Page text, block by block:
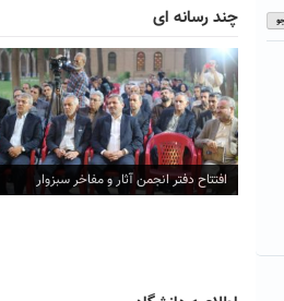
چند رسانه ای
افتتاح دفتر انجمن آثار و مفاخر سبزوار